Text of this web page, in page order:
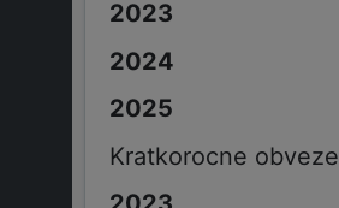
Kratkorocne obveze